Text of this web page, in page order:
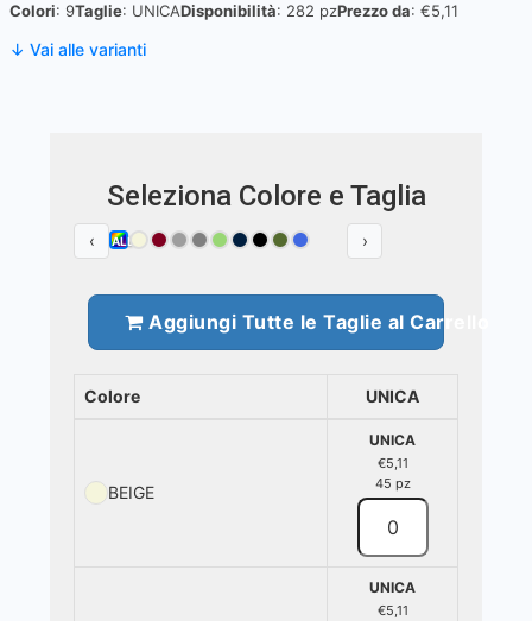
Colori: 9Taglie: UNICADisponibilità: 282 pzPrezzo da: €5,11
↓ Vai alle varianti
Seleziona Colore e Taglia
‹ ALL ›
Aggiungi Tutte le Taglie al Carrello
Colore UNICA
BEIGE
UNICA
€5,11
45 pz
UNICA
€5,11